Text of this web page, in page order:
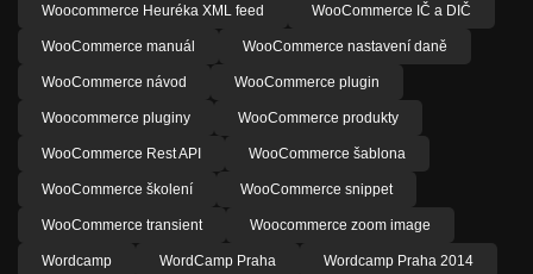
Woocommerce Heuréka XML feed WooCommerce IČ a DIČ
WooCommerce manuál WooCommerce nastavení daně
WooCommerce návod WooCommerce plugin
Woocommerce pluginy WooCommerce produkty
WooCommerce Rest API WooCommerce šablona
WooCommerce školení WooCommerce snippet
WooCommerce transient Woocommerce zoom image
Wordcamp WordCamp Praha Wordcamp Praha 2014